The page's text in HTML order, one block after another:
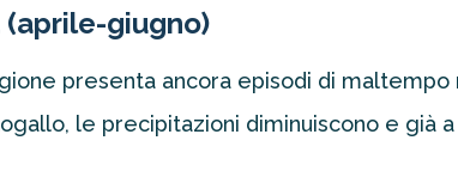
(aprile-giugno)
presenta ancora episodi di
le precipitazioni diminuiscono e